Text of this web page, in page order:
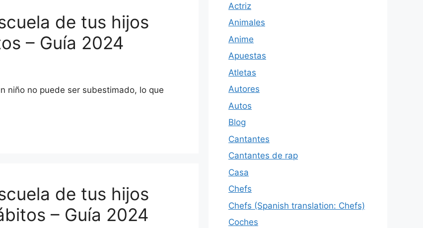
de tus hijos
– Guía 2024
niño no puede ser subestimado, lo que
de tus hijos
– Guía 2024
Actriz
Animales
Anime
Apuestas
Atletas
Autores
Autos
Blog
Cantantes
Cantantes de rap
Casa
Chefs
Chefs (Spanish translation: Chefs)
Coches